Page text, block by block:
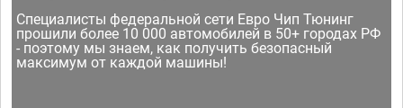
Специалисты федеральной сети Евро Чип Тюнинг
прошили более 10 000 автомобилей в 50+ городах РФ
- поэтому мы знаем, как получить безопасный
максимум от каждой машины!